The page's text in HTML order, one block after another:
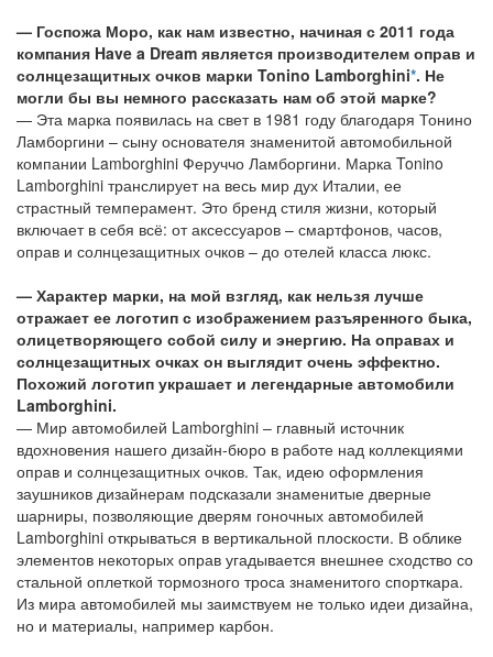
— Госпожа Моро, как нам известно, начиная с 2011 года
компания Have a Dream является производителем оправ и
солнцезащитных очков марки Tonino Lamborghini*. Не
могли бы вы немного рассказать нам об этой марке?
— Эта марка появилась на свет в 1981 году благодаря Тонино
Ламборгини – сыну основателя знаменитой автомобильной
компании Lamborghini Феруччо Ламборгини. Марка Tonino
Lamborghini транслирует на весь мир дух Италии, ее
страстный темперамент. Это бренд стиля жизни, который
включает в себя всё: от аксессуаров – смартфонов, часов,
оправ и солнцезащитных очков – до отелей класса люкс.
— Характер марки, на мой взгляд, как нельзя лучше
отражает ее логотип с изображением разъяренного быка,
олицетворяющего собой силу и энергию. На оправах и
солнцезащитных очках он выглядит очень эффектно.
Похожий логотип украшает и легендарные автомобили
Lamborghini.
— Мир автомобилей Lamborghini – главный источник
вдохновения нашего дизайн-бюро в работе над коллекциями
оправ и солнцезащитных очков. Так, идею оформления
заушников дизайнерам подсказали знаменитые дверные
шарниры, позволяющие дверям гоночных автомобилей
Lamborghini открываться в вертикальной плоскости. В облике
элементов некоторых оправ угадывается внешнее сходство со
стальной оплеткой тормозного троса знаменитого спорткара.
Из мира автомобилей мы заимствуем не только идеи дизайна,
но и материалы, например карбон.